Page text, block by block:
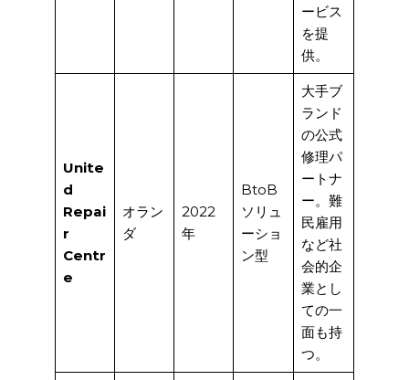
ービス
を提
供。
Unite
d
Repai
r
Centr
e
オラン
ダ
2022
年
BtoB
ソリュ
ーショ
ン型
大手ブ
ランド
の公式
修理パ
ートナ
ー。難
民雇用
など社
会的企
業とし
ての一
面も持
つ。